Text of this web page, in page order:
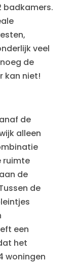
badkamers.
veel
de
kan niet!
de
alleen
ruimte
de
de
een
het
woningen